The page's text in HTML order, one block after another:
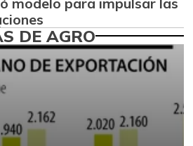
$ 1.917,00
-0,83%
$ 2.950,00
DE AGRO